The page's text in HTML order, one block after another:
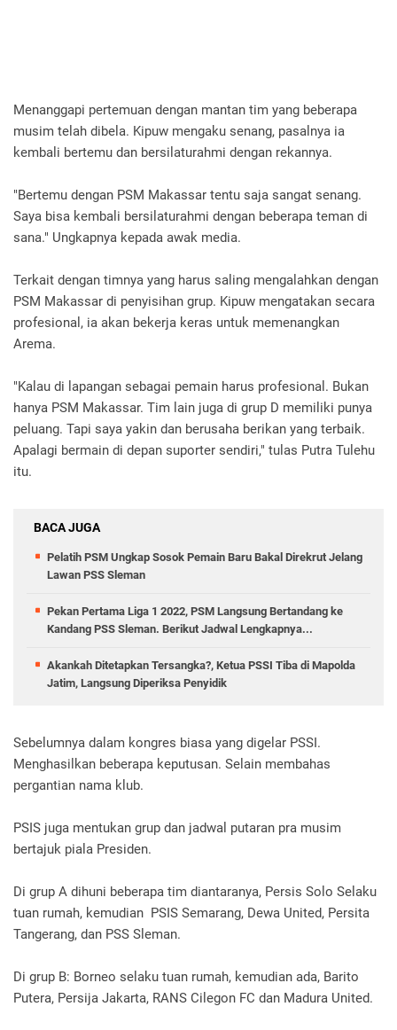
Menanggapi pertemuan dengan mantan tim yang beberapa
musim telah dibela. Kipuw mengaku senang, pasalnya ia
kembali bertemu dan bersilaturahmi dengan rekannya.
"Bertemu dengan PSM Makassar tentu saja sangat senang.
Saya bisa kembali bersilaturahmi dengan beberapa teman di
sana." Ungkapnya kepada awak media.
Terkait dengan timnya yang harus saling mengalahkan dengan
PSM Makassar di penyisihan grup. Kipuw mengatakan secara
profesional, ia akan bekerja keras untuk memenangkan
Arema.
"Kalau di lapangan sebagai pemain harus profesional. Bukan
hanya PSM Makassar. Tim lain juga di grup D memiliki punya
peluang. Tapi saya yakin dan berusaha berikan yang terbaik.
Apalagi bermain di depan suporter sendiri," tulas Putra Tulehu
itu.
BACA JUGA
Pelatih PSM Ungkap Sosok Pemain Baru Bakal Direkrut Jelang
Lawan PSS Sleman
Pekan Pertama Liga 1 2022, PSM Langsung Bertandang ke
Kandang PSS Sleman. Berikut Jadwal Lengkapnya...
Akankah Ditetapkan Tersangka?, Ketua PSSI Tiba di Mapolda
Jatim, Langsung Diperiksa Penyidik
Sebelumnya dalam kongres biasa yang digelar PSSI.
Menghasilkan beberapa keputusan. Selain membahas
pergantian nama klub.
PSIS juga mentukan grup dan jadwal putaran pra musim
bertajuk piala Presiden.
Di grup A dihuni beberapa tim diantaranya, Persis Solo Selaku
tuan rumah, kemudian PSIS Semarang, Dewa United, Persita
Tangerang, dan PSS Sleman.
Di grup B: Borneo selaku tuan rumah, kemudian ada, Barito
Putera, Persija Jakarta, RANS Cilegon FC dan Madura United.